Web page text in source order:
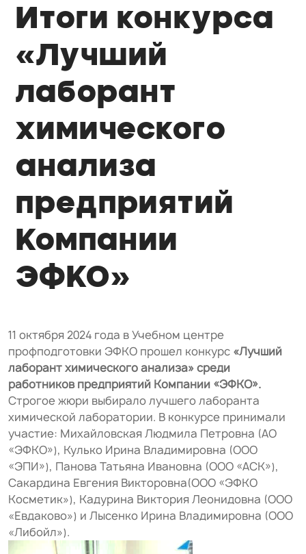
Итоги конкурса
«Лучший
лаборант
химического
анализа
предприятий
Компании
ЭФКО»
11 октября 2024 года в Учебном центре
профподготовки ЭФКО прошел конкурс «Лучший
лаборант химического анализа» среди
работников предприятий Компании «ЭФКО».
Строгое жюри выбирало лучшего лаборанта
химической лаборатории. В конкурсе принимали
участие: Михайловская Людмила Петровна (АО
«ЭФКО»), Кулько Ирина Владимировна (ООО
«ЭПИ»), Панова Татьяна Ивановна (ООО «АСК»),
Сакардина Евгения Викторовна(ООО «ЭФКО
Косметик»), Кадурина Виктория Леонидовна (ООО
«Евдаково») и Лысенко Ирина Владимировна (ООО
«Либойл»).